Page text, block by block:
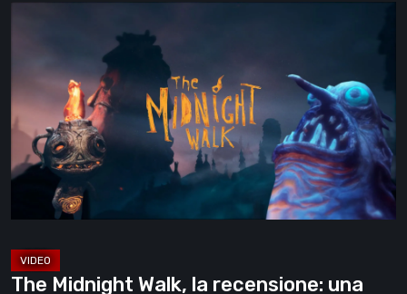
la
recensione:
una
malinconica
gotica
trova
The Midnight Walk, la recensione: una